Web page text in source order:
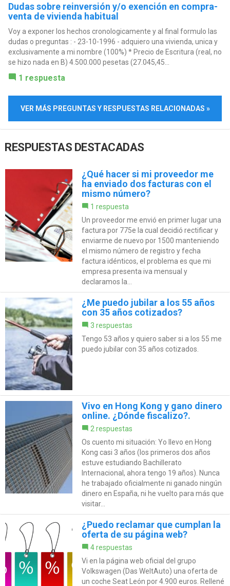
Dudas sobre reinversión y/o exención en compra-
venta de vivienda habitual
Voy a exponer los hechos cronologicamente y al final formulo las
dudas o preguntas : - 23-10-1996 - adquiero una vivienda, unica y
exclusivamente a mi nombre (100%) * Precio de Escritura (real, no
se hizo nada en B) 4.500.000 pesetas (27.045,45...
1 respuesta
VER MÁS PREGUNTAS Y RESPUESTAS RELACIONADAS »
RESPUESTAS DESTACADAS
¿Qué hacer si mi proveedor me
ha enviado dos facturas con el
mismo número?
1 respuesta
Un proveedor me envió en primer lugar una
factura por 775e la cual decidió rectificar y
enviarme de nuevo por 1500 manteniendo
el mismo número de registro y fecha
factura idénticos, el problema es que mi
empresa presenta iva mensual y
declaramos la...
¿Me puedo jubilar a los 55 años
con 35 años cotizados?
3 respuestas
Tengo 53 años y quiero saber si a los 55 me
puedo jubilar con 35 años cotizados.
Vivo en Hong Kong y gano dinero
online. ¿Dónde fiscalizo?.
2 respuestas
Os cuento mi situación: Yo llevo en Hong
Kong casi 3 años (los primeros dos años
estuve estudiando Bachillerato
Internacional, ahora tengo 19 años). Nunca
he trabajado oficialmente ni ganado ningún
dinero en España, ni he vuelto para más que
visitar...
¿Puedo reclamar que cumplan la
oferta de su página web?
4 respuestas
Vi en la página web oficial del grupo
Volkswagen (Das WeltAuto) una oferta de
un coche Seat León por 4.900 euros. Rellené